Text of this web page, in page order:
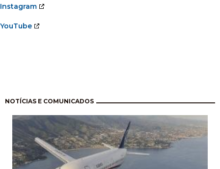
Instagram
YouTube
NOTÍCIAS E COMUNICADOS
Paginación